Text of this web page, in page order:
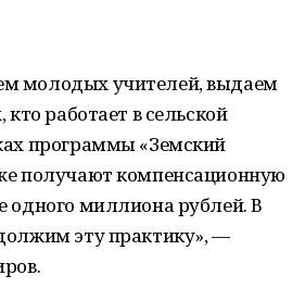
молодых учителей, выдаем
работает в сельской
программы «Земский
получают компенсационную
одного миллиона рублей. В
эту практику», —